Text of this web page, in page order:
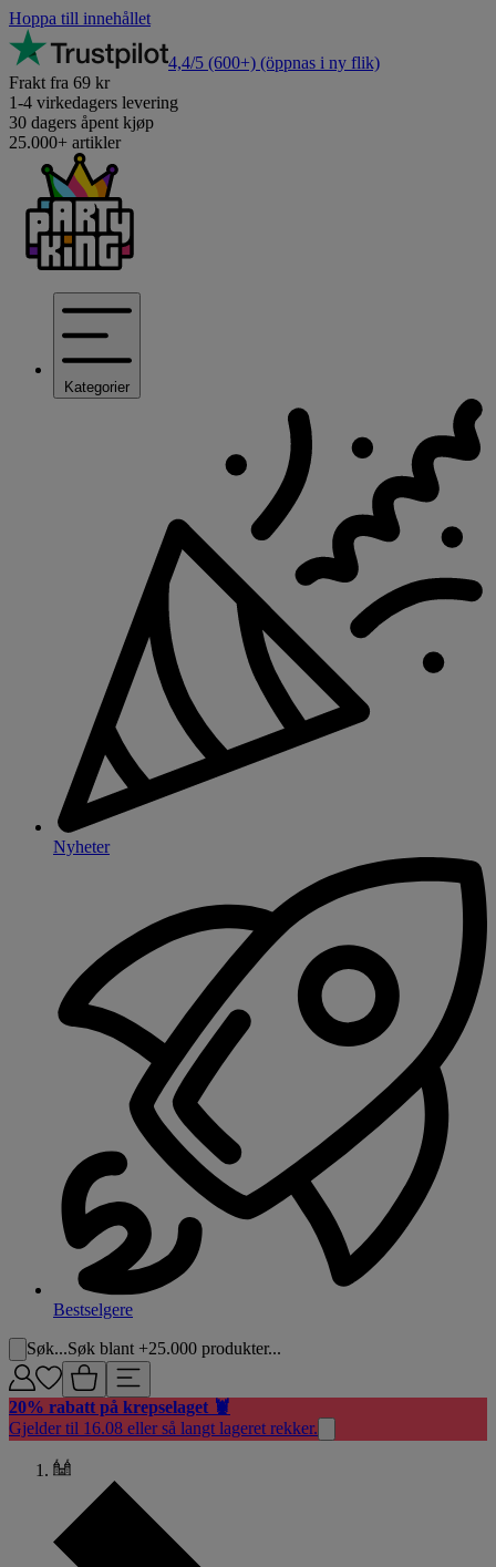
Hoppa till innehållet
4,4/5 (600+) (öppnas i ny flik)
Frakt fra 69 kr
1-4 virkedagers levering
30 dagers åpent kjøp
25.000+ artikler
Kategorier
Nyheter
Bestselgere
Søk...Søk blant +25.000 produkter...
20% rabatt på krepselaget 🦞
Gjelder til 16.08 eller så langt lageret rekker.